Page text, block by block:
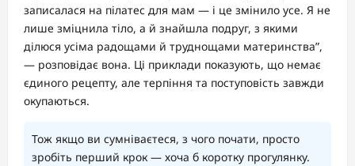
записалася на пілатес для мам — і це змінило усе. Я не
лише зміцнила тіло, а й знайшла подруг, з якими
ділюся усіма радощами й труднощами материнства”,
— розповідає вона. Ці приклади показують, що немає
єдиного рецепту, але терпіння та поступовість завжди
окупаються.
Тож якщо ви сумніваєтеся, з чого почати, просто
зробіть перший крок — хоча б коротку прогулянку.